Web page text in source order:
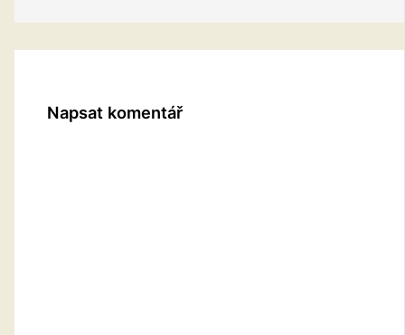
Napsat komentář